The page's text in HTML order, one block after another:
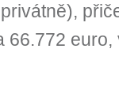
66.772